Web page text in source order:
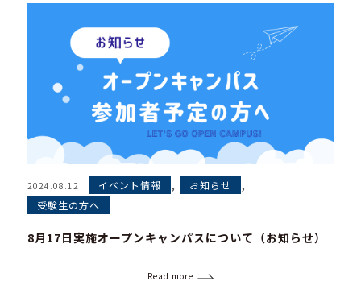
2024.08.12 イベント情報 , お知らせ ,
受験生の方へ
8月17日実施オープンキャンパスについて（お知らせ）
Read more